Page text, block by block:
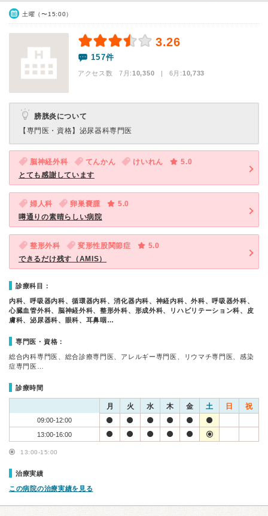
土曜（〜15:00）
3.26
157件
アクセス数 7月:10,350 | 6月:10,733
膀胱炎について
【専門医・資格】 泌尿器科専門医
脳神経外科 てんかん けいれん
5.0
とても感謝しています
婦人科 卵巣嚢腫
5.0
噂通りの素晴らしい病院
整形外科 変形性股関節症
5.0
できるだけ残す（AMIS）
診療科目：
内科、呼吸器内科、循環器内科、消化器内科、神経内科、外科、呼吸器外科、
心臓血管外科、脳神経外科、整形外科、形成外科、リハビリテーション科、皮
膚科、泌尿器科、眼科、耳鼻咽…
専門医・資格：
総合内科専門医、総合診療専門医、アレルギー専門医、リウマチ専門医、感染
症専門医…
診療時間
月 火 水 木 金 土 日 祝
09:00-12:00
13:00-16:00
13:00-15:00
治療実績
この病院の治療実績を見る